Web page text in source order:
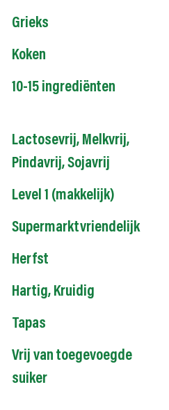
Grieks
Koken
10-15 ingrediënten
Lactosevrij, Melkvrij,
Pindavrij,Sojavrij
Level 1 (makkelijk)
Supermarktvriendelijk
Herfst
Hartig, Kruidig
Tapas
Vrij van toegevoegde
suiker